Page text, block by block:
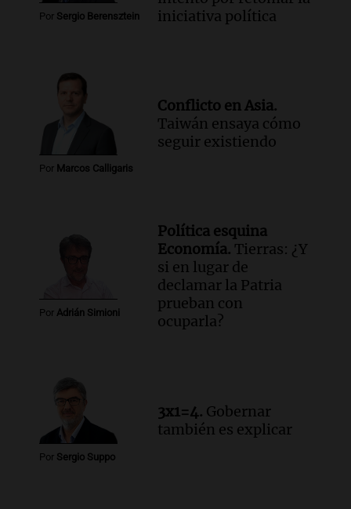
Noticias Rosario
Episodios
cerca del puente Marianela
Panorama Federal
Episodios
Audio.
Detienen a hombre con
elementos robados en Rafaela durante
la madrugada del viernes
Violento robo en peluquería de
Córdoba: delincuentes escapados con
dinero y objetos de valor
Episodios
Por Sergio Berensztein
iniciativa política
Por Marcos Calligaris
Conflicto en Asia.
Taiwán ensaya cómo
seguir existiendo
Por Adrián Simioni
Política esquina
Economía. Tierras: ¿Y
si en lugar de
declamar la Patria
prueban con
ocuparla?
Por Sergio Suppo
3x1=4. Gobernar
también es explicar